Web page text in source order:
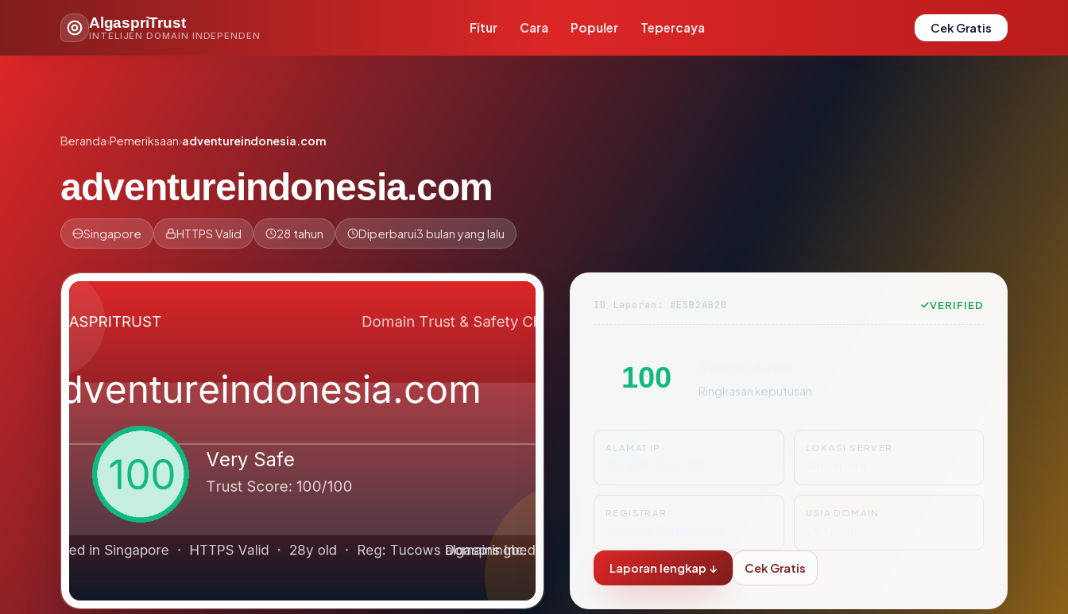
AlgaspriTrust
INTELIJEN DOMAIN INDEPENDEN
Fitur Cara Populer Tepercaya Cek Gratis
Beranda›Pemeriksaan›adventureindonesia.com
adventureindonesia.com
Singapore HTTPS Valid 28 tahun Diperbarui3 bulan yang lalu
ID Laporan: #E5B2AB20 VERIFIED
100 Ringkasan keputusan
ALAMAT IP LOKASI SERVER
REGISTRAR USIA DOMAIN
Laporan lengkap ↓ Cek Gratis